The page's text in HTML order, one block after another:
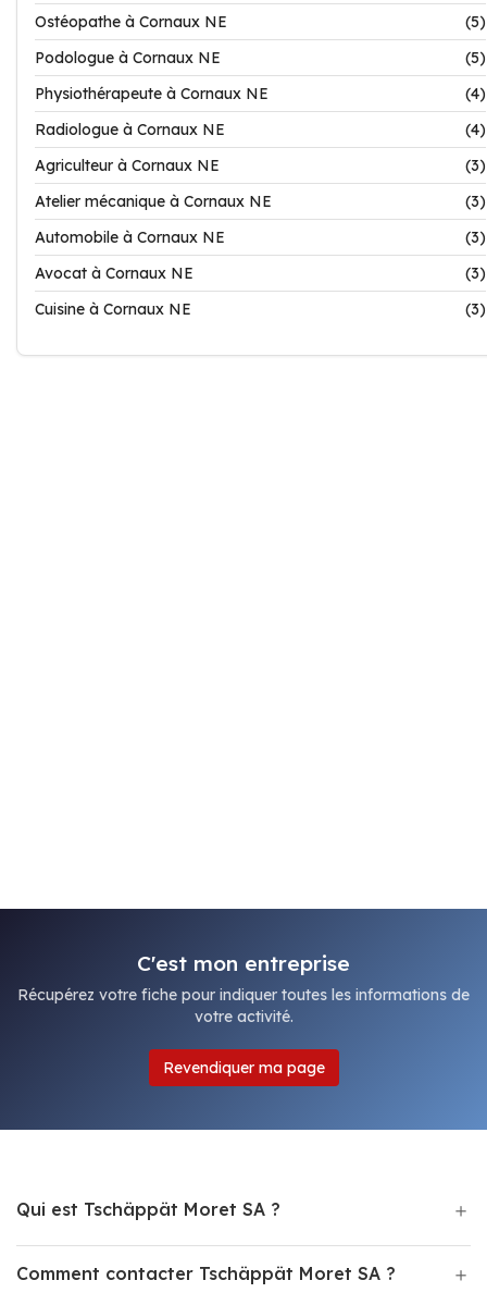
Ostéopathe à Cornaux NE
(5)
Podologue à Cornaux NE
(5)
Physiothérapeute à Cornaux NE
(4)
Radiologue à Cornaux NE
(4)
Agriculteur à Cornaux NE
(3)
Atelier mécanique à Cornaux NE
(3)
Automobile à Cornaux NE
(3)
Avocat à Cornaux NE
(3)
Cuisine à Cornaux NE
(3)
C'est mon entreprise
Récupérez votre fiche pour indiquer toutes les informations de
votre activité.
Revendiquer ma page
Qui est Tschäppät Moret SA ?
Comment contacter Tschäppät Moret SA ?